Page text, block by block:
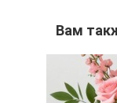
Вам